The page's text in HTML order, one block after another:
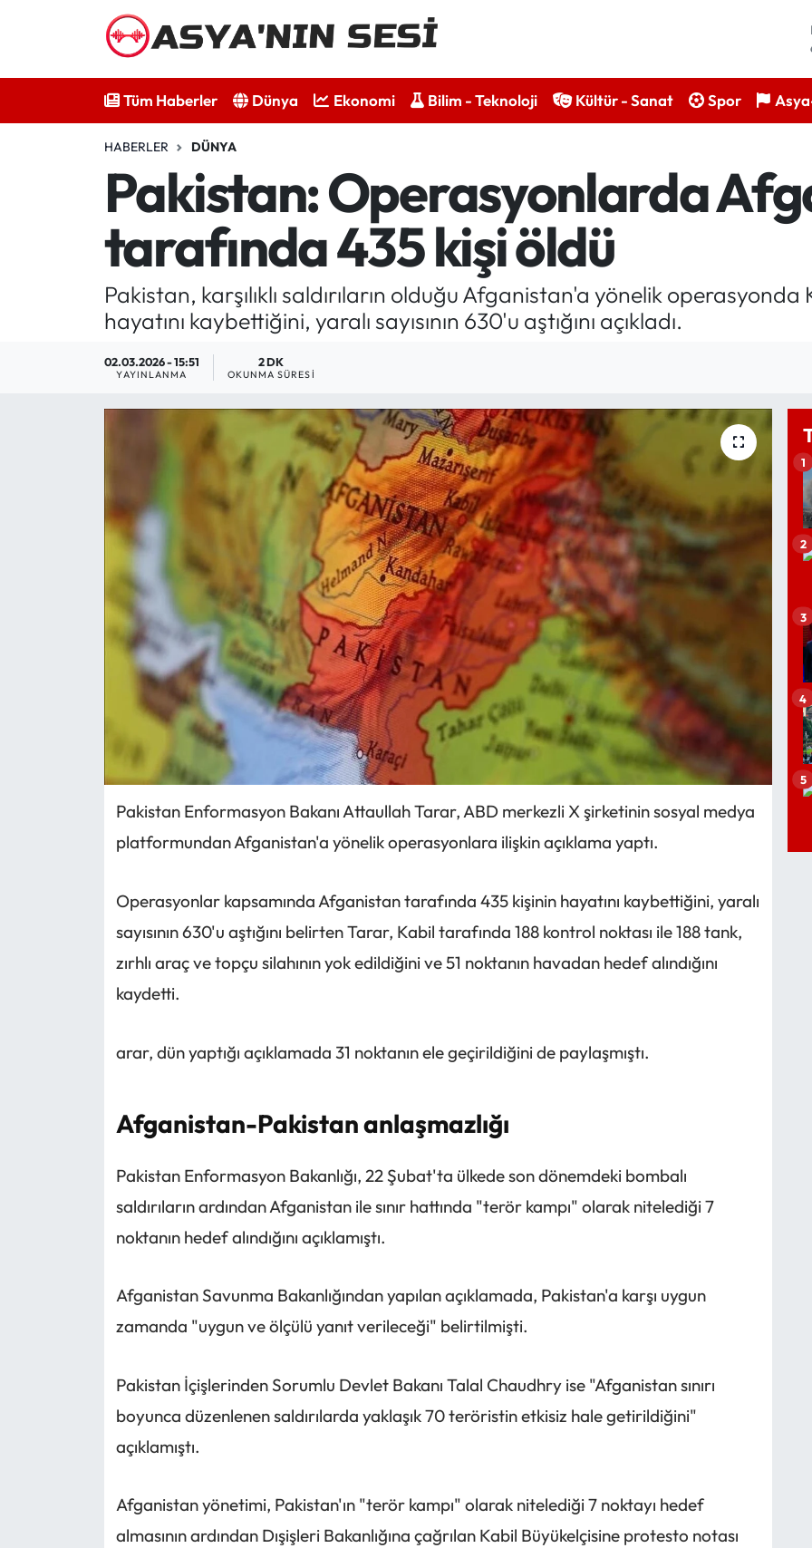
Tüm Haberler Dünya Ekonomi Bilim - Teknoloji Kültür - Sanat Spor
HABERLER DÜNYA
Pakistan: Operasyonlarda
tarafında 435 kişi öldü
Pakistan, karşılıklı saldırıların olduğu Afganistan'a yönelik
hayatını kaybettiğini, yaralı sayısının 630'u aştığını açıkladı.
02.03.2026 - 15:51
YAYINLANMA
2 DK
OKUNMA SÜRESI
Pakistan Enformasyon Bakanı Attaullah Tarar, ABD merkezli X şirketinin sosyal medya
platformundan Afganistan'a yönelik operasyonlara ilişkin açıklama yaptı.
Operasyonlar kapsamında Afganistan tarafında 435 kişinin hayatını kaybettiğini, yaralı
sayısının 630'u aştığını belirten Tarar, Kabil tarafında 188 kontrol noktası ile 188 tank,
zırhlı araç ve topçu silahının yok edildiğini ve 51 noktanın havadan hedef alındığını
kaydetti.
arar, dün yaptığı açıklamada 31 noktanın ele geçirildiğini de paylaşmıştı.
Afganistan-Pakistan anlaşmazlığı
Pakistan Enformasyon Bakanlığı, 22 Şubat'ta ülkede son dönemdeki bombalı
saldırıların ardından Afganistan ile sınır hattında "terör kampı" olarak nitelediği 7
noktanın hedef alındığını açıklamıştı.
Afganistan Savunma Bakanlığından yapılan açıklamada, Pakistan'a karşı uygun
zamanda "uygun ve ölçülü yanıt verileceği" belirtilmişti.
Pakistan İçişlerinden Sorumlu Devlet Bakanı Talal Chaudhry ise "Afganistan sınırı
boyunca düzenlenen saldırılarda yaklaşık 70 teröristin etkisiz hale getirildiğini"
açıklamıştı.
Afganistan yönetimi, Pakistan'ın "terör kampı" olarak nitelediği 7 noktayı hedef
almasının ardından Dışişleri Bakanlığına çağrılan Kabil Büyükelçisine protesto notası
1
2
3
4
5
Bilim - Teknoloji
Kültür - Sanat